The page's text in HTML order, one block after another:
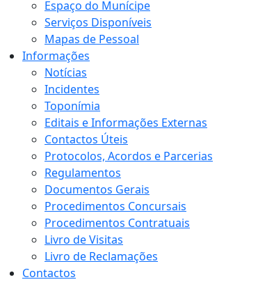
Espaço do Munícipe
Serviços Disponíveis
Mapas de Pessoal
Informações
Notícias
Incidentes
Toponímia
Editais e Informações Externas
Contactos Úteis
Protocolos, Acordos e Parcerias
Regulamentos
Documentos Gerais
Procedimentos Concursais
Procedimentos Contratuais
Livro de Visitas
Livro de Reclamações
Contactos